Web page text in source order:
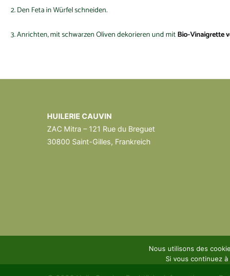
Den Feta in Würfel schneiden.
Anrichten, mit schwarzen Oliven dekorieren und mitBio-Vinaigrette
HUILERIE CAUVIN
ZAC Mitra – 121 Rue du Breguet
30800 Saint-Gilles, Frankreich
Nous utilisons des
Si vous continuez